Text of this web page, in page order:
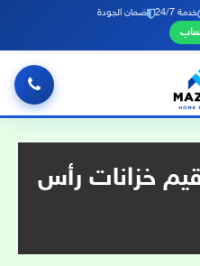
خدمة 24/7 ضمان الجودة
خزانات رأس